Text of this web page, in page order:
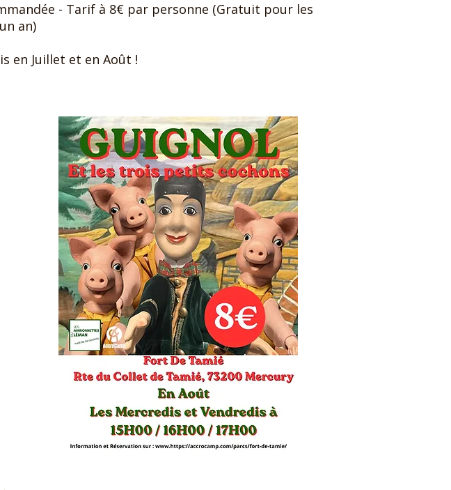
- Tarif à 8€ par personne (Gratuit pour les
an)
en Juillet et en Août !